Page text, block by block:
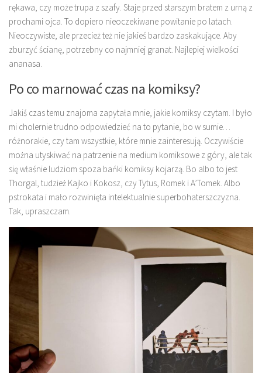
rękawa, czy może trupa z szafy. Staje przed starszym bratem z urną z
prochami ojca. To dopiero nieoczekiwane powitanie po latach.
Nieoczywiste, ale przecież też nie jakieś bardzo zaskakujące. Aby
zburzyć ścianę, potrzebny co najmniej granat. Najlepiej wielkości
ananasa.
Po co marnować czas na komiksy?
Jakiś czas temu znajoma zapytała mnie, jakie komiksy czytam. I było
mi cholernie trudno odpowiedzieć na to pytanie, bo w sumie…
różnorakie, czy tam wszystkie, które mnie zainteresują. Oczywiście
można utyskiwać na patrzenie na medium komiksowe z góry, ale tak
się właśnie ludziom spoza bańki komiksy kojarzą. Bo albo to jest
Thorgal, tudzież Kajko i Kokosz, czy Tytus, Romek i A’Tomek. Albo
pstrokata i mało rozwinięta intelektualnie superbohaterszczyzna.
Tak, upraszczam.